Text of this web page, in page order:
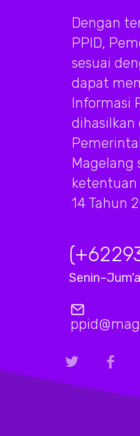
Dengan
PPID,
sesuai
dapat
Informasi
dihasilkan
Magelang
ketentuan
14 Tahun